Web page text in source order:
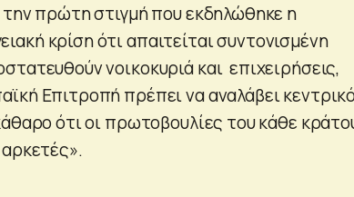
την πρώτη στιγμή που εκδηλώθηκε η
κρίση ότι απαιτείται συντονισμένη
νοικοκυριά και επιχειρήσεις,
Επιτροπή πρέπει να αναλάβει
ότι οι πρωτοβουλίες του κάθε